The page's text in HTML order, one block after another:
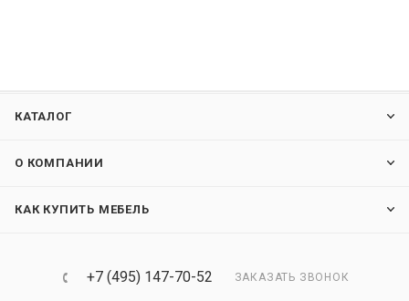
КАТАЛОГ
О КОМПАНИИ
КАК КУПИТЬ МЕБЕЛЬ
+7 (495) 147-70-52 ЗАКАЗАТЬ ЗВОНОК